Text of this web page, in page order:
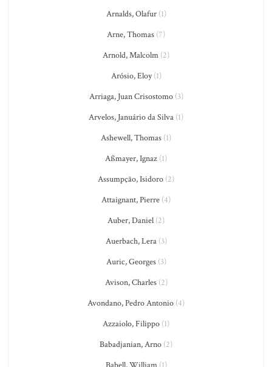
Arnalds, Olafur(1)
Arne, Thomas (7)
Arnold, Malcolm (2)
Arósio, Eloy(1)
Arriaga, Juan Crisostomo(3)
Arvelos, Januário da Silva (1)
Ashewell, Thomas (1)
Aßmayer, Ignaz (1)
Assumpção, Isidoro (2)
Attaignant, Pierre (4)
Auber, Daniel (2)
Auerbach, Lera(3)
Auric, Georges(3)
Avison, Charles(2)
Avondano, Pedro Antonio (4)
Azzaiolo, Filippo (1)
Babadjanian, Arno (2)